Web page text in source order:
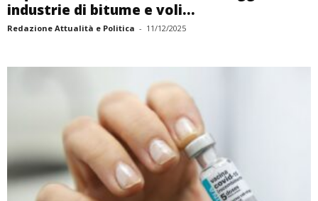
industrie di bitume e voli...
Redazione Attualità e Politica - 11/12/2025